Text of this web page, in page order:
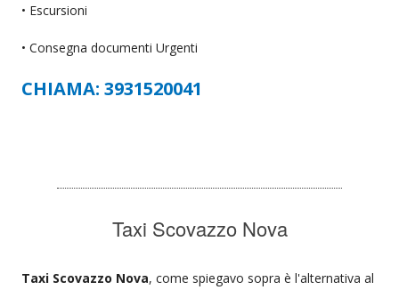
• Escursioni
• Consegna documenti Urgenti
CHIAMA: 3931520041
Taxi Scovazzo Nova
Taxi Scovazzo Nova, come spiegavo sopra è l'alternativa al